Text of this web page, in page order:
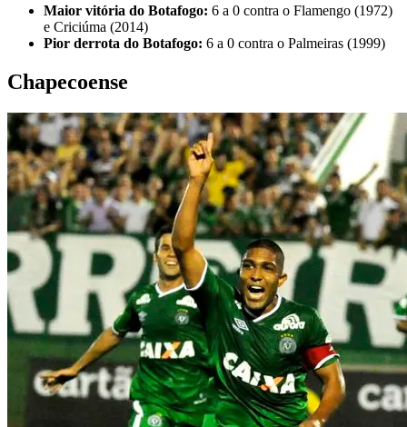
Maior vitória do Botafogo: 6 a 0 contra o Flamengo (1972)
e Criciúma (2014)
Pior derrota do Botafogo: 6 a 0 contra o Palmeiras (1999)
Chapecoense